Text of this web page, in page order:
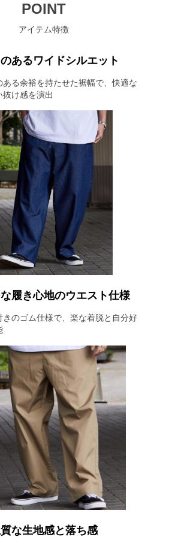
POINT
アイテム特徴
あるワイドシルエット
ある余裕を持たせた裾幅で、快適な
け感を演出
履き心地のウエスト仕様
きのゴム仕様で、楽な着脱と自分好
な生地感と落ち感